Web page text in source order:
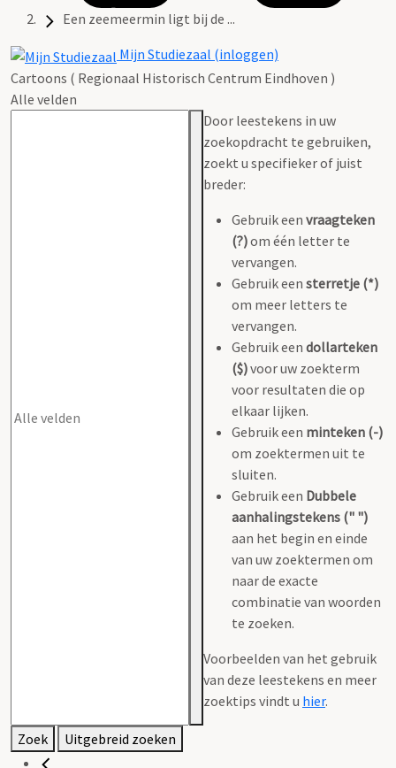
Een zeemeermin ligt bij de ...
Mijn Studiezaal (inloggen)
Cartoons ( Regionaal Historisch Centrum Eindhoven )
Alle velden
Door leestekens in uw
zoekopdracht te gebruiken,
zoekt u specifieker of juist
breder:
Gebruik een vraagteken
(?)om één letter te
vervangen.
Gebruik een sterretje (*)
om meer letters te
vervangen.
Gebruik een dollarteken
($)voor uw zoekterm
voor resultaten die op
elkaar lijken.
Gebruik een minteken (-)
om zoektermen uit te
sluiten.
Gebruik een Dubbele
aanhalingstekens (" ")
aan het begin en einde
van uw zoektermen om
naar de exacte
combinatie van woorden
te zoeken.
Voorbeelden van het gebruik
van deze leestekens en meer
zoektips vindt u hier.
Zoek Uitgebreid zoeken